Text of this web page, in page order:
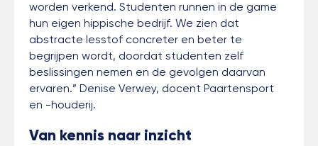
worden verkend. Studenten runnen in de game
hun eigen hippische bedrijf. We zien dat
abstracte lesstof concreter en beter te
begrijpen wordt, doordat studenten zelf
beslissingen nemen en de gevolgen daarvan
ervaren.” Denise Verwey, docent Paartensport
en -houderij.
Van kennis naar inzicht